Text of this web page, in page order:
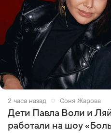
2 часа назад Соня Жарова
Дети Павла Воли и
работали на шоу